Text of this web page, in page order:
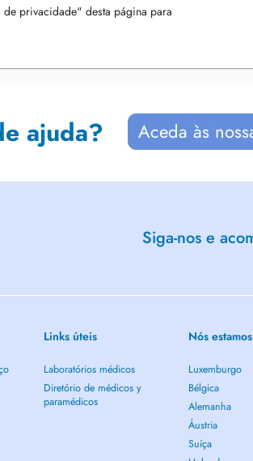
privacidade" desta página para
ajuda? Aceda às
Siga-nos e
Links úteis
Laboratórios médicos
Diretório de médicos y
paramédicos
Nós
Luxemburgo
Bélgica
Alemanha
Áustria
Suíça